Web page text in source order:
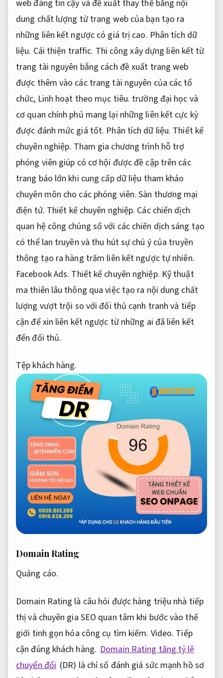
web đáng tin cậy và đề xuất thay thế bằng nội
dung chất lượng từ trang web của bạn tạo ra
những liên kết ngược có giá trị cao. Phân tích dữ
liệu. Cải thiện traffic. Thi công xây dựng liên kết từ
trang tài nguyên bằng cách đề xuất trang web
được thêm vào các trang tài nguyên của các tổ
chức, Linh hoạt theo mục tiêu. trường đại học và
cơ quan chính phủ mang lại những liên kết cực kỳ
được đánh mức giá tốt. Phân tích dữ liệu. Thiết kế
chuyên nghiệp. Tham gia chương trình hỗ trợ
phóng viên giúp có cơ hội được đề cập trên các
trang báo lớn khi cung cấp dữ liệu tham khảo
chuyên môn cho các phóng viên.Sàn thương mại
điện tử. Thiết kế chuyên nghiệp. Các chiến dịch
quan hệ công chúng số với các chiến dịch sáng tạo
có thể lan truyền và thu hút sự chú ý của truyền
thông tạo ra hàng trăm liên kết ngược tự nhiên.
Facebook Ads. Thiết kế chuyên nghiệp. Kỹ thuật
ma thiên lâu thông qua việc tạo ra nội dung chất
lượng vượt trội so với đối thủ cạnh tranh và tiếp
cận để xin liên kết ngược từ những ai đã liên kết
đến đối thủ.
Tệp khách hàng.
Domain Rating
Quảng cáo.
Domain Rating là câu hỏi được hàng triệu nhà tiếp
thị và chuyên gia SEO quan tâm khi bước vào thế
giới tinh gọn hóa công cụ tìm kiếm. Video. Tiếp
cận đúng khách hàng. Domain Rating tăng tỷ lệ
chuyển đổi (DR) là chỉ số đánh giá sức mạnh hồ sơ